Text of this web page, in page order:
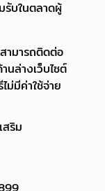
รับในตลาดผู้
ามารถติดต่อ
นล่างเว็บไซต์
ม่มีค่าใช้จ่าย
สริม